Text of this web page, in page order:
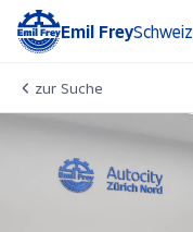
Emil FreySchweiz
zur Suche